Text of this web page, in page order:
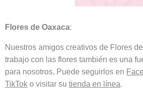
Flores de Oaxaca:
Nuestros amigos creativos de Flores
trabajo con las flores también es una
para nosotros. Puede seguirlos en
TikTok o visitar su tienda en línea.